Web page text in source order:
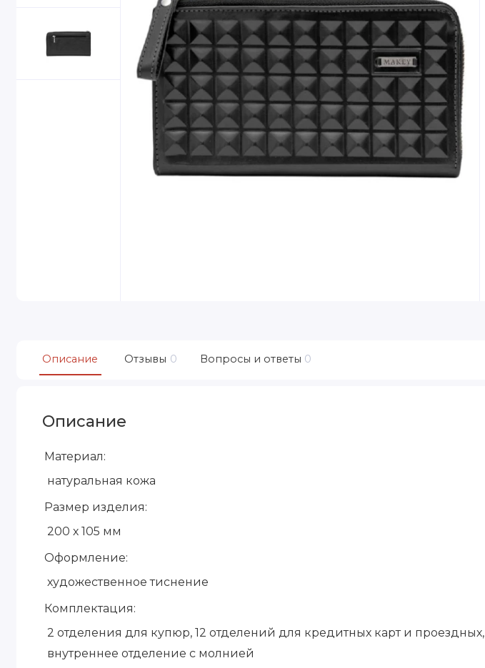
Описание Отзывы 0 Вопросы и ответы 0
Описание
Материал:
натуральная кожа
Размер изделия:
200 х 105 мм
Оформление:
художественное тиснение
Комплектация:
2 отделения для купюр, 12 отделений для кредитных карт и проездных,
внутреннее отделение с молнией